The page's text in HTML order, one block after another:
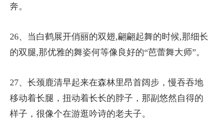
奔。
26、当白鹤展开俏丽的双翅,翩翩起舞的时候,那细长
的双腿,那优雅的舞姿何等像良好的“芭蕾舞大师”。
27、长颈鹿清早起来在森林里昂首阔步，慢吞吞地
移动着长腿，扭动着长长的脖子，那副悠然自得的
样子，很像个在游逛吟诗的老夫子。